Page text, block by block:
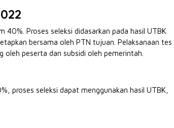
Proses seleksi didasarkan pada hasil UTBK
bersama oleh PTN tujuan. Pelaksanaan tes
peserta dan subsidi oleh pemerintah.
proses seleksi dapat menggunakan hasil UTBK,